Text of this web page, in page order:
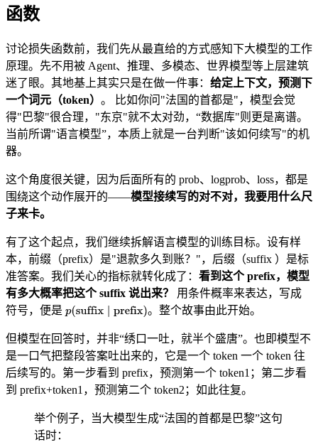
函数
讨论损失函数前，我们先从最直给的方式感知下大模型的工作
原理。先不用被 Agent、推理、多模态、世界模型等上层建筑
迷了眼。其地基上其实只是在做一件事： 给定上下文，预测下
一个词元（token） 。 比如你问"法国的首都是"，模型会觉
得"巴黎"很合理，"东京"就不太对劲，“数据库"则更是离谱。
当前所谓"语言模型”，本质上就是一台判断"该如何续写"的机
器。
这个角度很关键，因为后面所有的 prob、logprob、loss，都是
围绕这个动作展开的——模型接续写的对不对，我要用什么尺
子来卡。
有了这个起点，我们继续拆解语言模型的训练目标。设有样
本，前缀（prefix）是"退款多久到账？"，后缀（suffix ）是标
准答案。我们关心的指标就转化成了： 看到这个 prefix，模型
有多大概率把这个 suffix 说出来？
用条件概率来表达，写成
符号，便是
。整个故事由此开始。
但模型在回答时，并非“绣口一吐，就半个盛唐”。也即模型不
是一口气把整段答案吐出来的，它是一个 token 一个 token 往
后续写的。第一步看到 prefix，预测第一个 token1；第二步看
到 prefix+token1，预测第二个 token2；如此往复。
举个例子，当大模型生成“法国的首都是巴黎”这句
话时：